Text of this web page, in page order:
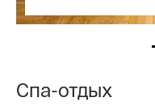
Спа-отдых